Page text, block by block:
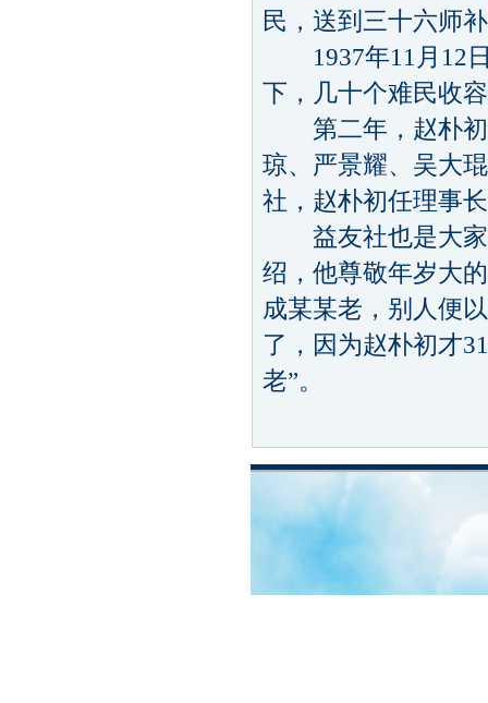
民，送到三十六师
1937年11月12日
下，几十个难民收
第二年，赵朴初
琼、严景耀、吴大
社，赵朴初任理事
益友社也是大家
绍，他尊敬年岁大
成某某老，别人便
了，因为赵朴初才
老”。